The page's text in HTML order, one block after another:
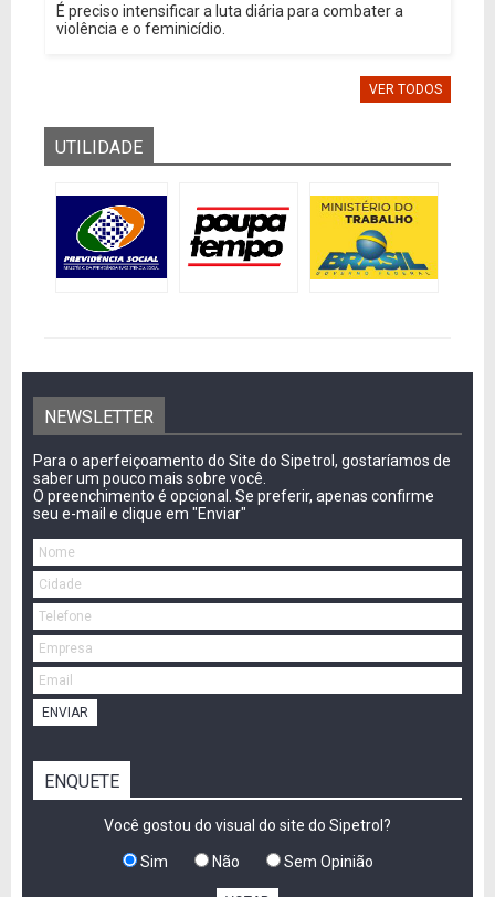
É preciso intensificar a luta diária para combater a
violência e o feminicídio.
VER TODOS
UTILIDADE
NEWSLETTER
Para o aperfeiçoamento do Site do Sipetrol, gostaríamos de
saber um pouco mais sobre você.
O preenchimento é opcional. Se preferir, apenas confirme
seu e-mail e clique em "Enviar"
ENVIAR
ENQUETE
Você gostou do visual do site do Sipetrol?
Sim Não Sem Opinião